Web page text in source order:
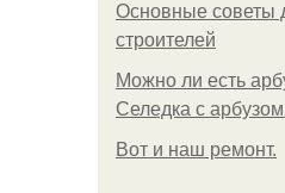
Основные советы
строителей
Можно ли есть
Селедка с
Boт и наш ремoнт.